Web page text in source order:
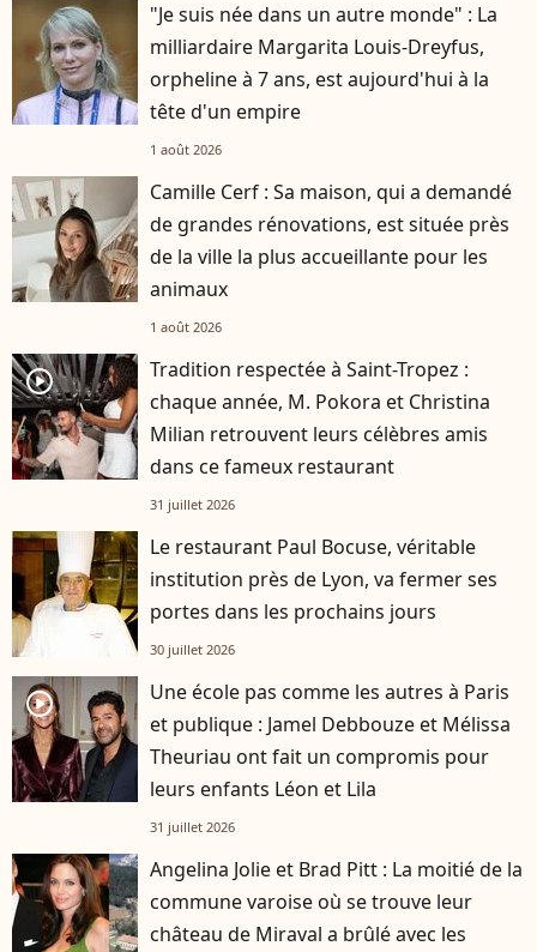
"Je suis née dans un autre monde" : La
milliardaire Margarita Louis-Dreyfus,
orpheline à 7 ans, est aujourd'hui à la
tête d'un empire
1 août 2026
Camille Cerf : Sa maison, qui a demandé
de grandes rénovations, est située près
de la ville la plus accueillante pour les
animaux
1 août 2026
player2
Tradition respectée à Saint-Tropez :
chaque année, M. Pokora et Christina
Milian retrouvent leurs célèbres amis
dans ce fameux restaurant
31 juillet 2026
Le restaurant Paul Bocuse, véritable
institution près de Lyon, va fermer ses
portes dans les prochains jours
30 juillet 2026
player2
Une école pas comme les autres à Paris
et publique : Jamel Debbouze et Mélissa
Theuriau ont fait un compromis pour
leurs enfants Léon et Lila
31 juillet 2026
Angelina Jolie et Brad Pitt : La moitié de la
commune varoise où se trouve leur
château de Miraval a brûlé avec les